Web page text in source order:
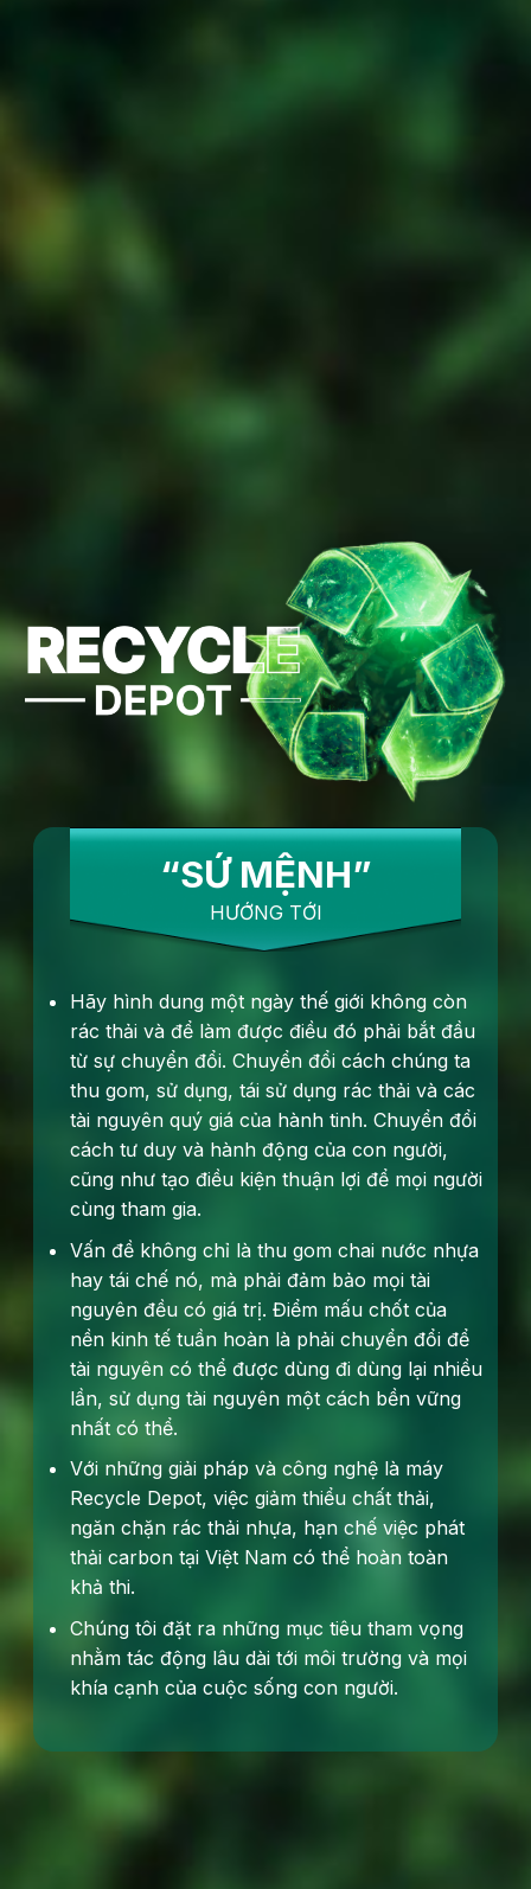
“SỨ MỆNH”
HƯỚNG TỚI
Hãy hình dung một ngày thế giới không còn
rác thải và để làm được điều đó phải bắt đầu
từ sự chuyển đổi. Chuyển đổi cách chúng ta
thu gom, sử dụng, tái sử dụng rác thải và các
tài nguyên quý giá của hành tinh. Chuyển đổi
cách tư duy và hành động của con người,
cũng như tạo điều kiện thuận lợi để mọi người
cùng tham gia.
Vấn đề không chỉ là thu gom chai nước nhựa
hay tái chế nó, mà phải đảm bảo mọi tài
nguyên đều có giá trị. Điểm mấu chốt của
nền kinh tế tuần hoàn là phải chuyển đổi để
tài nguyên có thể được dùng đi dùng lại nhiều
lần, sử dụng tài nguyên một cách bền vững
nhất có thể.
Với những giải pháp và công nghệ là máy
Recycle Depot, việc giảm thiểu chất thải,
ngăn chặn rác thải nhựa, hạn chế việc phát
thải carbon tại Việt Nam có thể hoàn toàn
khả thi.
Chúng tôi đặt ra những mục tiêu tham vọng
nhằm tác động lâu dài tới môi trường và mọi
khía cạnh của cuộc sống con người.